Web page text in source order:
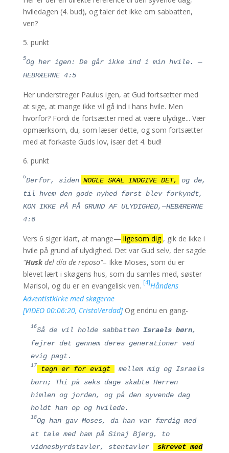
hviledagen (4. bud), og taler det ikke om sabbatten,
ven?
5. punkt
5Og her igen: De går ikke ind i min hvile. —
HEBRÆERNE 4:5
Her understreger Paulus igen, at Gud fortsætter med
at sige, at mange ikke vil gå ind i hans hvile. Men
hvorfor? Fordi de fortsætter med at være ulydige... Vær
opmærksom, du, som læser dette, og som fortsætter
med at forkaste Guds lov, især det 4. bud!
6. punkt
6Derfor, siden NOGLE SKAL INDGIVE DET,
og de,
til hvem den gode nyhed først blev forkyndt,
KOM IKKE PÅ PÅ GRUND AF ULYDIGHED,—HEBÆRERNE
4:6
Vers 6 siger klart, at mange— ligesom dig , gik de ikke i
hvile på grund af ulydighed. Det var Gud selv, der sagde
"Huskdel día de reposo"– Ikke Moses, som du er
blevet lært i skøgens hus, som du samles med, søster
Marisol, og du er en evangelisk ven. [4]Håndens
Adventistkirke med skøgerne
[VIDEO 00:06:20, CristoVerdad]Og endnu en gang-
16Så de vil holde sabbatten Israels børn,
fejrer det gennem deres generationer ved
evig pagt.
17 tegn er for evigt
mellem mig og Israels
børn; Thi på seks dage skabte Herren
himlen og jorden, og på den syvende dag
holdt han op og hvilede.
18Og han gav Moses, da han var færdig med
at tale med ham på Sinaj Bjerg, to
vidnesbyrdstavler, stentavler
skrevet med